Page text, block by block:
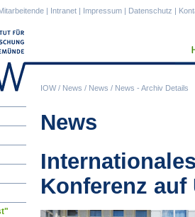
IOW/ News / News / News - Archiv Details
| Intranet | Impressum | Datenschutz |
News
Konferenz auf